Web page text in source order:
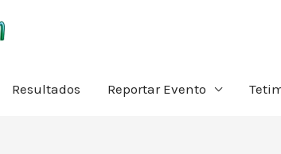
Resultados Reportar Evento